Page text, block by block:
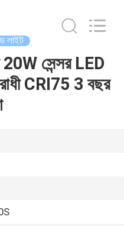
লাইট
সেন্সর LED
CRI75 3 বছর